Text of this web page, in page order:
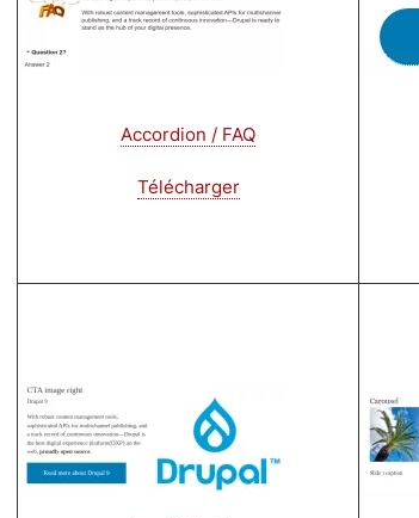
Accordion / FAQ
Télécharger
Image
Image